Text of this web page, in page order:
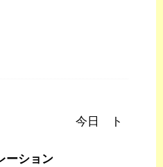
ト
ーション